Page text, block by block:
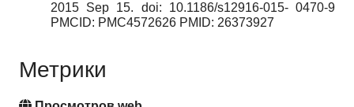
2015 Sep 15. doi: 10.1186/s12916-015- 0470-9
PMCID: PMC4572626 PMID: 26373927
Метрики